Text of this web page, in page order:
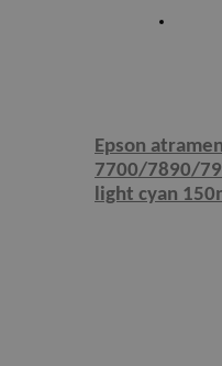
Epson
7700/7890/
light cyan